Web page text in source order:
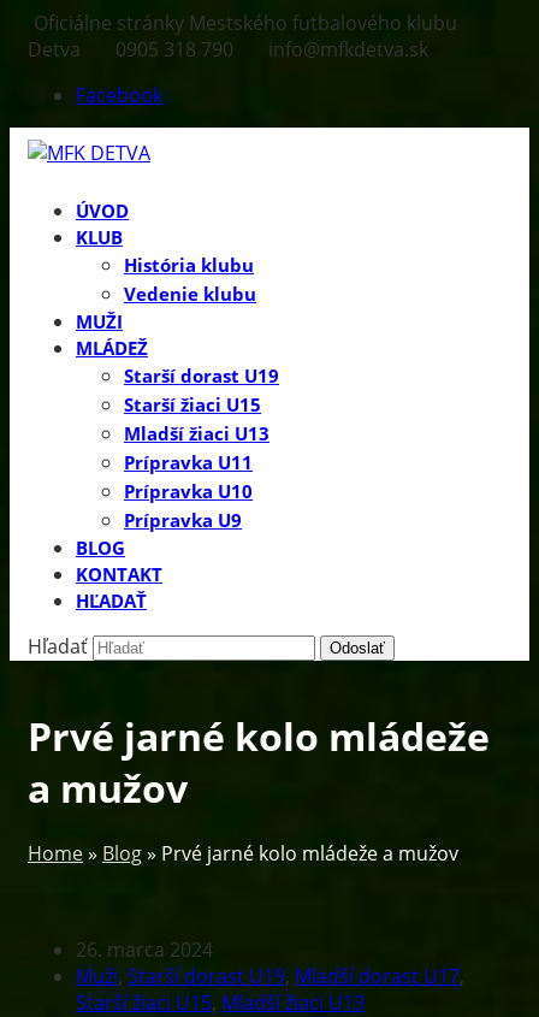
Oficiálne stránky Mestského futbalového klubu
Detva
0905 318 790
info@mfkdetva.sk
Facebook
ÚVOD
KLUB
História klubu
Vedenie klubu
MUŽI
MLÁDEŽ
Starší dorast U19
Starší žiaci U15
Mladší žiaci U13
Prípravka U11
Prípravka U10
Prípravka U9
BLOG
KONTAKT
HĽADAŤ
Hľadať Odoslať
Prvé jarné kolo mládeže
a mužov
Home» Blog» Prvé jarné kolo mládeže a mužov
26. marca 2024
Muži, Starší dorast U19, Mladší dorast U17,
Starší žiaci U15, Mladší žiaci U13